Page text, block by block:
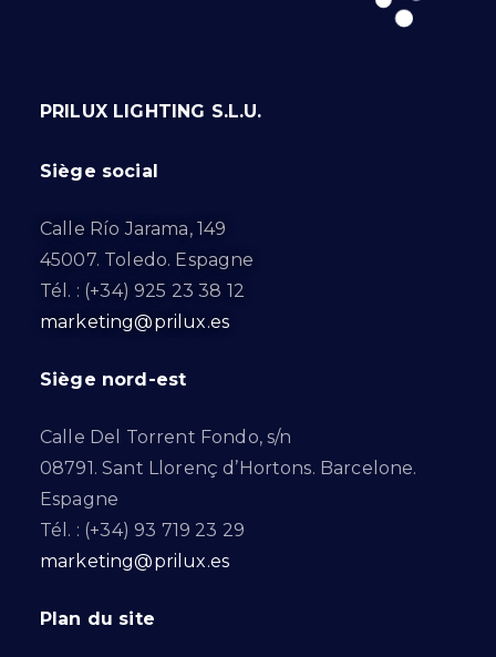
PRILUX LIGHTING S.L.U.
Siège social
Calle Río Jarama, 149
45007. Toledo. Espagne
Tél. : (+34) 925 23 38 12
marketing@prilux.es
Siège nord-est
Calle Del Torrent Fondo, s/n
08791. Sant Llorenç d’Hortons. Barcelone.
Espagne
Tél. : (+34) 93 719 23 29
marketing@prilux.es
Plan du site